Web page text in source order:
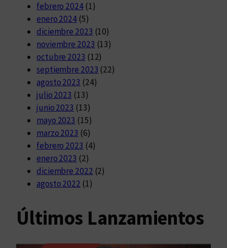
febrero 2024(1)
enero 2024 (5)
diciembre 2023 (10)
noviembre 2023 (13)
octubre 2023 (12)
septiembre 2023 (22)
agosto 2023 (24)
julio 2023 (13)
junio 2023 (13)
mayo 2023 (15)
marzo 2023 (6)
febrero 2023 (4)
enero 2023 (2)
diciembre 2022 (2)
agosto 2022 (1)
Últimos Lanzamientos